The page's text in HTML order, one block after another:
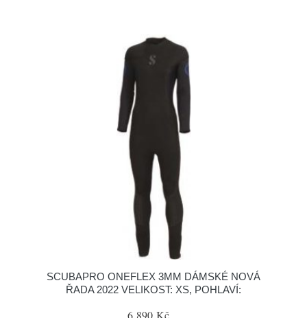
SCUBAPRO ONEFLEX 3MM DÁMSKÉ NOVÁ
ŘADA 2022 VELIKOST: XS, POHLAVÍ:
6 890 Kč